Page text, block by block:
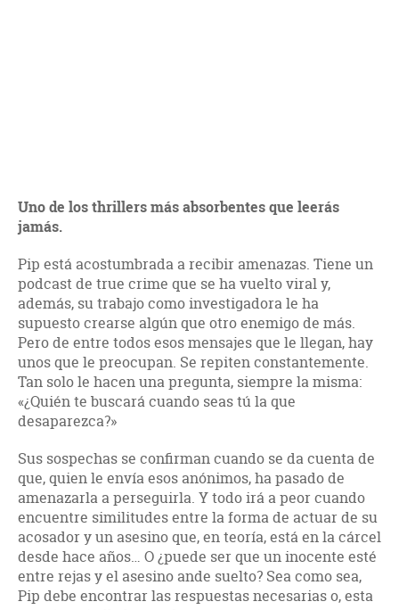
Uno de los thrillers más absorbentes que leerás
jamás.
Pip está acostumbrada a recibir amenazas. Tiene un
podcast de true crime que se ha vuelto viral y,
además, su trabajo como investigadora le ha
supuesto crearse algún que otro enemigo de más.
Pero de entre todos esos mensajes que le llegan, hay
unos que le preocupan. Se repiten constantemente.
Tan solo le hacen una pregunta, siempre la misma:
«¿Quién te buscará cuando seas tú la que
desaparezca?»
Sus sospechas se confirman cuando se da cuenta de
que, quien le envía esos anónimos, ha pasado de
amenazarla a perseguirla. Y todo irá a peor cuando
encuentre similitudes entre la forma de actuar de su
acosador y un asesino que, en teoría, está en la cárcel
desde hace años… O ¿puede ser que un inocente esté
entre rejas y el asesino ande suelto? Sea como sea,
Pip debe encontrar las respuestas necesarias o, esta